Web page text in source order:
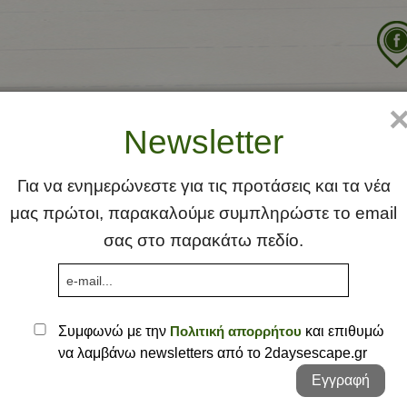
Newsletter
Για να ενημερώνεστε για τις προτάσεις και τα νέα
μας πρώτοι, παρακαλούμε συμπληρώστε το email
σας στο παρακάτω πεδίο.
Συμφωνώ με την Πολιτική απορρήτου και επιθυμώ
να λαμβάνω newsletters από το 2daysescape.gr
Εγγραφή
Αττική
Κηφισιά
Νέα
Ήπειρος Άρτα
Γιάννενα
Θεσσαλία Λάρισα
Θράκη Έβρος
Πάρος
Μακεδονία Γρεβενά
Δυτική
Πελοπόννησος Αρκαδία
Αχαΐα
Στερεά Ελλάδα